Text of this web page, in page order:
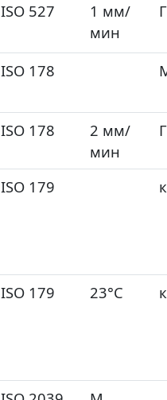
ISO 527
1 мм/
мин
ISO 178
ISO 178
2 мм/
мин
ISO 179
ISO 179 23°C